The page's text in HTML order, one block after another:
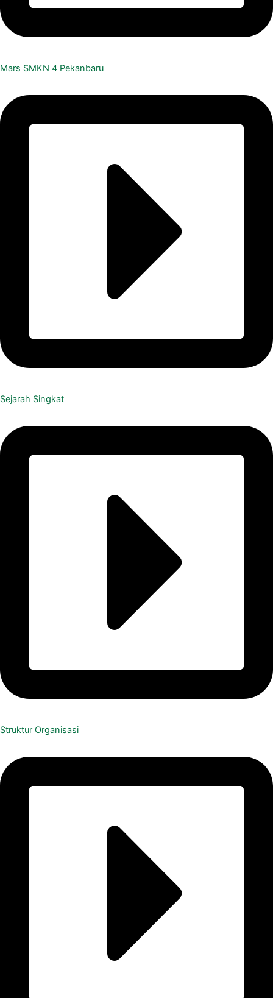
Mars SMKN 4 Pekanbaru
Sejarah Singkat
Struktur Organisasi